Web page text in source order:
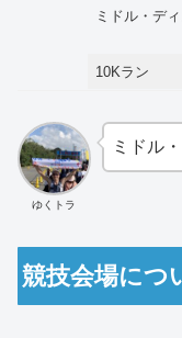
ミドル・デ
10Kラン
ゆくトラ
ミドル
競技会場につ